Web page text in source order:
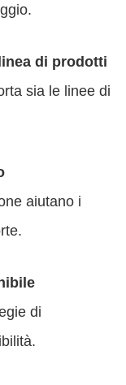
di prodotti
sia le linee di
aiutano i
di